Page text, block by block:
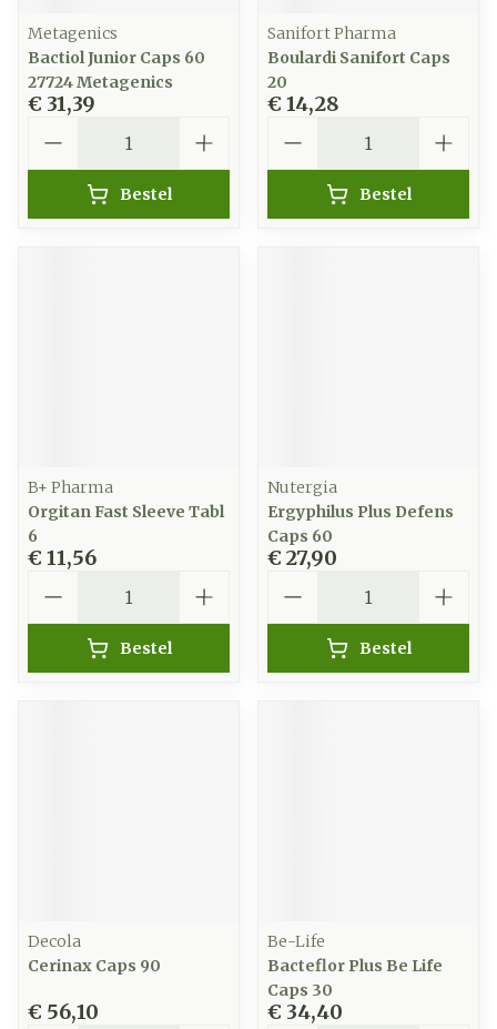
Metagenics
Bactiol Junior Caps 60
27724 Metagenics
€ 31,39
Bestel
Sanifort Pharma
Boulardi Sanifort Caps
20
€ 14,28
Bestel
B+ Pharma
Orgitan Fast Sleeve Tabl
6
€ 11,56
Bestel
Nutergia
Ergyphilus Plus Defens
Caps 60
€ 27,90
Bestel
Decola
Cerinax Caps 90
€ 56,10
Be-Life
Bacteflor Plus Be Life
Caps 30
€ 34,40